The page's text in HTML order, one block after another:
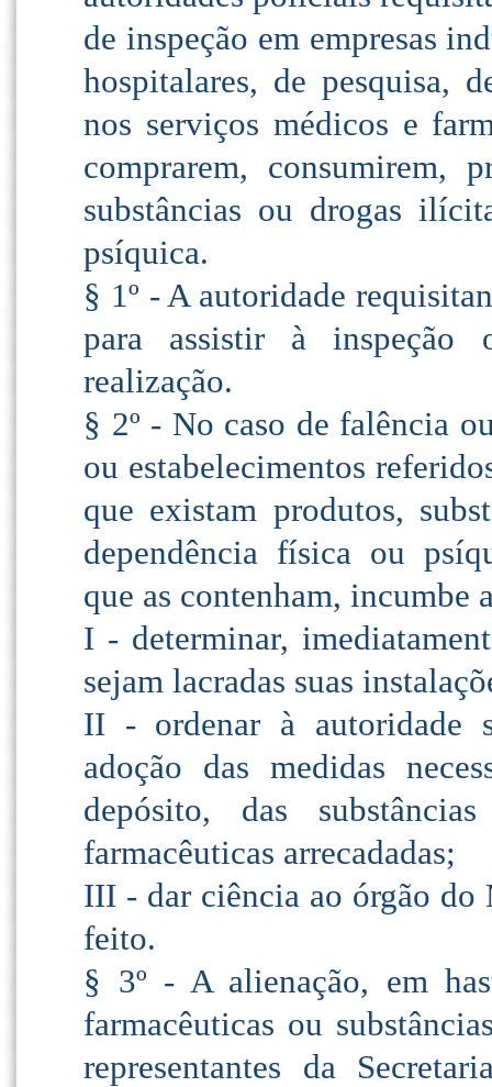
de inspeção em empresas
hospitalares, de pesquisa,
nos serviços médicos e
comprarem, consumirem,
substâncias ou drogas
psíquica.
§ 1º - A autoridade
para assistir à inspeção
realização.
§ 2º - No caso de falência
ou estabelecimentos
que existam produtos,
dependência física ou
que as contenham,
I - determinar,
sejam lacradas suas
II - ordenar à autoridade
adoção das medidas
depósito, das
farmacêuticas arrecadadas;
III - dar ciência ao órgão do
feito.
§ 3º - A alienação, em
farmacêuticas ou
representantes da